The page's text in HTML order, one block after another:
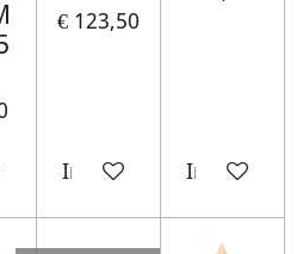
€ 123,50
In winkelwagen
In